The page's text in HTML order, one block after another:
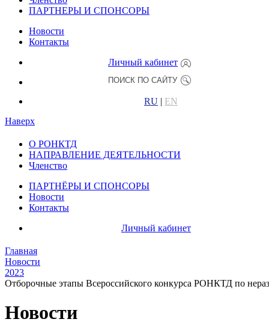
ПАРТНЕРЫ И СПОНСОРЫ
Новости
Контакты
Личный кабинет
RU | EN
Наверх
О РОНКТД
НАПРАВЛЕНИЕ ДЕЯТЕЛЬНОСТИ
Членство
ПАРТНЁРЫ И СПОНСОРЫ
Новости
Контакты
Личный кабинет
Главная
Новости
2023
Отборочные этапы Всероссийского конкурса РОНКТД по
Новости